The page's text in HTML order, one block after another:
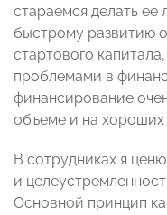
стараемся делать
быстрому развитию
стартового
проблемами в
финансирование
объеме и на хороших
В сотрудниках я
и
Основной принцип